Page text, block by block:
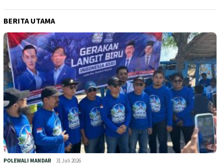
BERITA UTAMA
POLEWALI MANDAR 31 Juli 2026